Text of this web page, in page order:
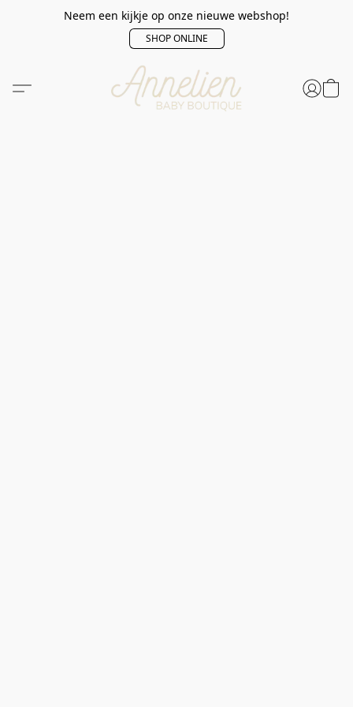
Neem een kijkje op onze nieuwe webshop!
SHOP ONLINE